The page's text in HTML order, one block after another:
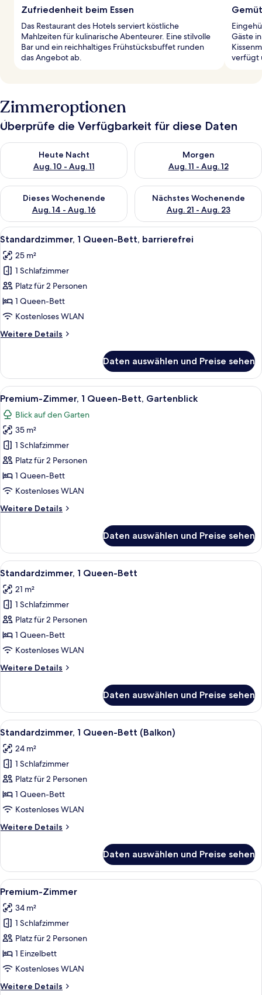
Zufriedenheit beim Essen
Das Restaurant des Hotels serviert köstliche
Mahlzeiten für kulinarische Abenteurer. Eine stilvolle
Bar und ein reichhaltiges Frühstücksbuffet runden
das Angebot ab.
Gäste
verfügt
Zimmeroptionen
Überprüfe die Verfügbarkeit für diese Daten
Heute Nacht
Aug. 10 - Aug. 11
Überprüfe die Verfügbarkeit für heute Nacht, Aug. 10 - Aug.
Morgen
Aug. 11 - Aug. 12
Überprüfe die Verfügbarkeit
Dieses Wochenende
Aug. 14 - Aug. 16
Überprüfe die Verfügbarkeit für dieses Wochenende, Aug. 14
Nächstes Wochenende
Aug. 21 - Aug. 23
Überprüfe die Verfügbarkeit
Alle
Fotos
für
Standardzimmer,
1
Queen-
Bett,
anzeigen
Ein Hotelzimmer mit Bett,
11
Standardzimmer, 1 Queen-Bett, barrierefrei
25 m²
1 Schlafzimmer
Platz für 2 Personen
1 Queen-Bett
Kostenloses WLAN
Weitere Details
Weitere
1
Queen-
Bett,
Daten auswählen und Preise sehen
Alle
Fotos
für
Premium-
Zimmer,
1
Queen-
Bett,
anzeigen
Ein modernes Wohnzimmer mit
11
Premium-Zimmer, 1 Queen-Bett, Gartenblick
Blick auf den Garten
35 m²
1 Schlafzimmer
Platz für 2 Personen
1 Queen-Bett
Kostenloses WLAN
Weitere Details
Weitere
Zimmer,
Queen-
Gartenblick
Daten auswählen und Preise sehen
Alle
Fotos
für
Standardzimmer,
1
Queen-
Bett
Ein Hotelzimmer mit Bett,
13
Standardzimmer, 1 Queen-Bett
21 m²
1 Schlafzimmer
Platz für 2 Personen
1 Queen-Bett
Kostenloses WLAN
Weitere Details
Weitere
1
Queen-
Bett
Daten auswählen und Preise sehen
Alle
Fotos
für
Standardzimmer,
1
Queen-
Bett
anzeigen
Ein Hotelzimmer mit zwei Betten,
11
Standardzimmer, 1 Queen-Bett (Balkon)
24 m²
1 Schlafzimmer
Platz für 2 Personen
1 Queen-Bett
Kostenloses WLAN
Weitere Details
Weitere
1
Queen-
Bett
Daten auswählen und Preise sehen
Alle
Fotos
für
Premium-
Zimmer
anzeigen
Ein Hotelzimmer mit zwei Betten,
8
Premium-Zimmer
34 m²
1 Schlafzimmer
Platz für 2 Personen
1 Einzelbett
Kostenloses WLAN
Weitere Details
Weitere